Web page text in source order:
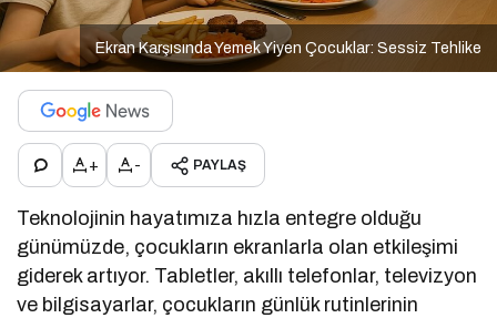
Ekran Karşısında Yemek Yiyen Çocuklar: Sessiz Tehlike
+ - PAYLAŞ
Teknolojinin hayatımıza hızla entegre olduğu
günümüzde, çocukların ekranlarla olan etkileşimi
giderek artıyor. Tabletler, akıllı telefonlar, televizyon
ve bilgisayarlar, çocukların günlük rutinlerinin